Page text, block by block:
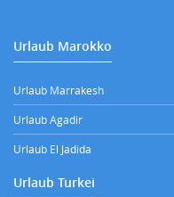
Urlaub Marokko
Urlaub Marrakesh
Urlaub Agadir
Urlaub El Jadida
Urlaub Turkei